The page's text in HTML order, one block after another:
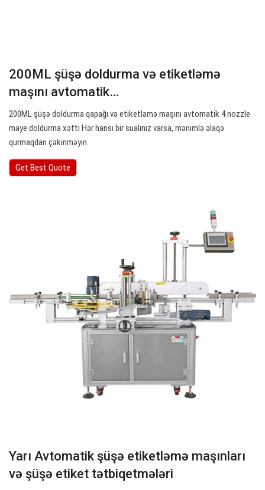
200ML şüşə doldurma və etiketləmə
maşını avtomatik…
200ML şüşə doldurma qapağı və etiketləmə maşını avtomatik 4 nozzle
maye doldurma xətti Hər hansı bir sualınız varsa, mənimlə əlaqə
qurmaqdan çəkinməyin.
Get Best Quote
Yarı Avtomatik şüşə etiketləmə maşınları
və şüşə etiket tətbiqetmələri